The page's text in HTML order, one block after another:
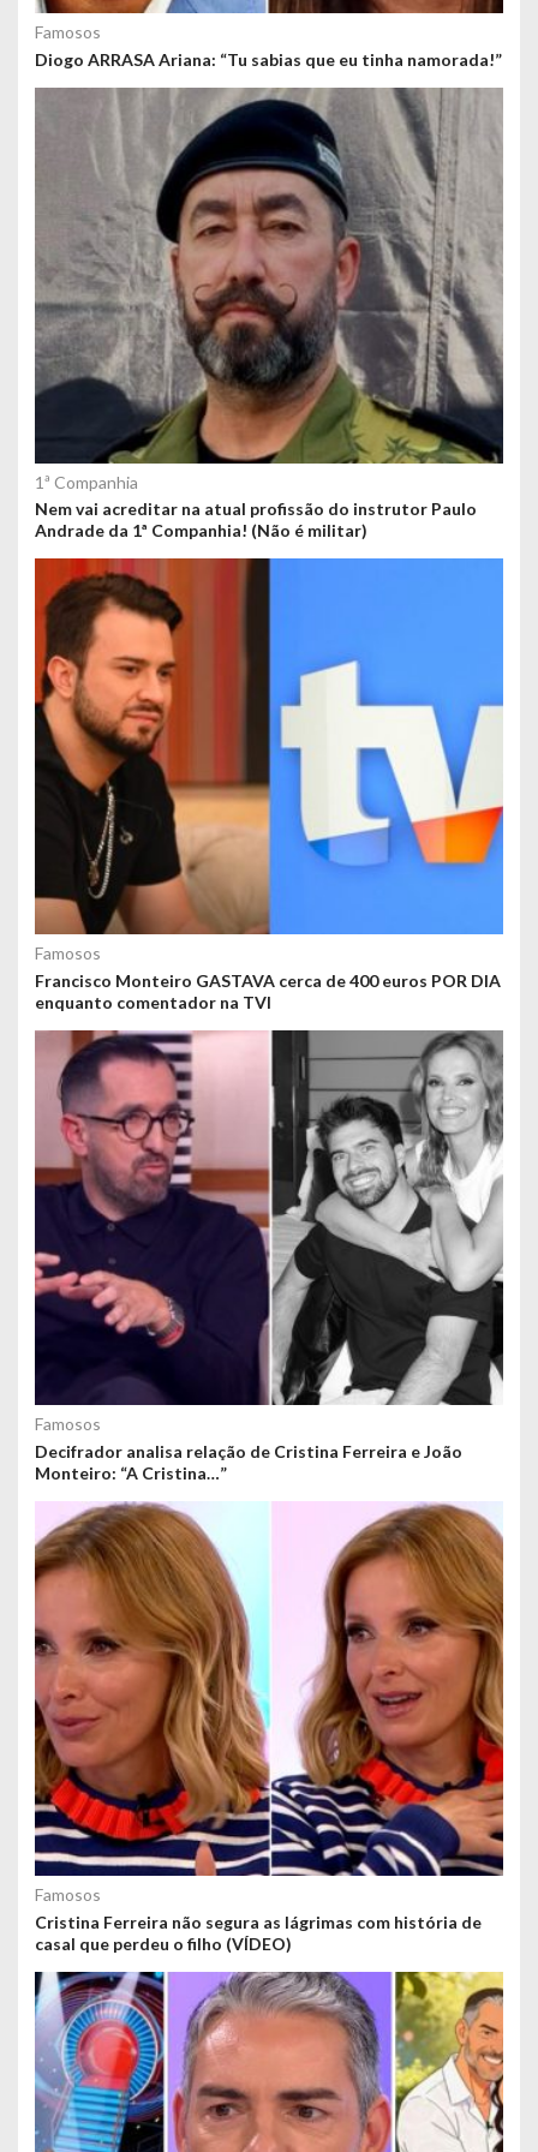
Famosos
Diogo ARRASA Ariana: “Tu sabias que eu tinha namorada!”
1ª Companhia
Nem vai acreditar na atual profissão do instrutor Paulo
Andrade da 1ª Companhia! (Não é militar)
Famosos
Francisco Monteiro GASTAVA cerca de 400 euros POR DIA
enquanto comentador na TVI
Famosos
Decifrador analisa relação de Cristina Ferreira e João
Monteiro: “A Cristina…”
Famosos
Cristina Ferreira não segura as lágrimas com história de
casal que perdeu o filho (VÍDEO)